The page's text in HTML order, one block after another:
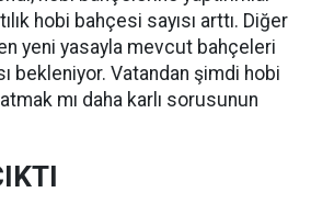
hobi bahçesi sayısı arttı. Diğer
yeni yasayla mevcut bahçeleri
bekleniyor. Vatandan şimdi hobi
mı daha karlı sorusunun